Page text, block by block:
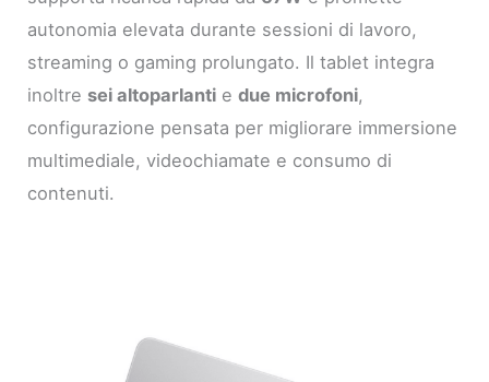
autonomia elevata durante sessioni di lavoro,
streaming o gaming prolungato. Il tablet integra
inoltre sei altoparlanti edue microfoni,
configurazione pensata per migliorare immersione
multimediale, videochiamate e consumo di
contenuti.